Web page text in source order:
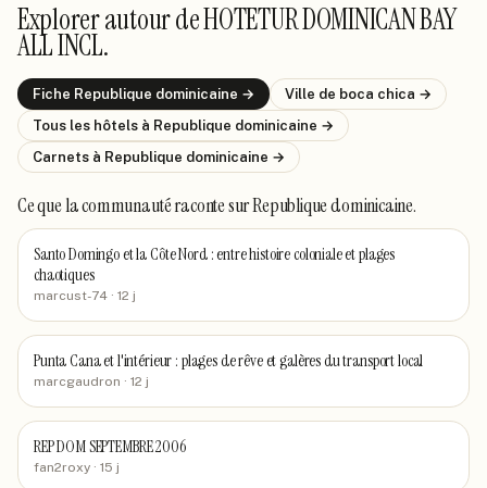
Explorer autour deHOTETUR DOMINICAN BAY
ALL INCL.
Fiche Republique dominicaine → Ville de boca chica →
Tous les hôtels à Republique dominicaine →
Carnets à Republique dominicaine →
Ce que la communauté racontesur Republique dominicaine.
Santo Domingo et la Côte Nord : entre histoire coloniale et plages
chaotiques
marcust-74 · 12 j
Punta Cana et l'intérieur : plages de rêve et galères du transport local
marcgaudron · 12 j
REP DOM SEPTEMBRE 2006
fan2roxy · 15 j